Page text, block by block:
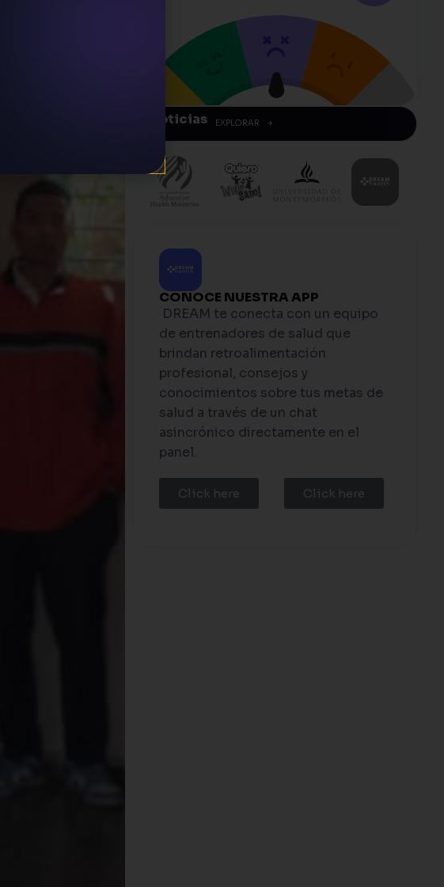
Noticias EXPLORAR
CONOCE NUESTRA APP
DREAM te conecta con un equipo
de entrenadores de salud que
brindan retroalimentación
profesional, consejos y
conocimientos sobre tus metas de
salud a través de un chat
asincrónico directamente en el
panel.
Click here Click here